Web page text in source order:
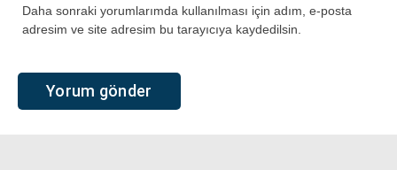
Daha sonraki yorumlarımda kullanılması için adım, e-posta
adresim ve site adresim bu tarayıcıya kaydedilsin.